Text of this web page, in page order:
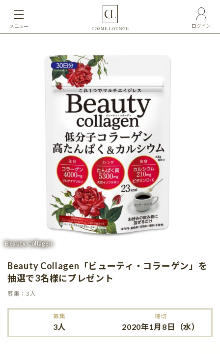
ログイン
メニュー
Beauty Collagen
Beauty Collagen「ビューティ・コラーゲン」を
抽選で3名様にプレゼント
募集：3人
募集
3人
締切
2020年1月8日（水）